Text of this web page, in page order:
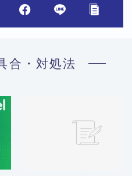
合・対処法